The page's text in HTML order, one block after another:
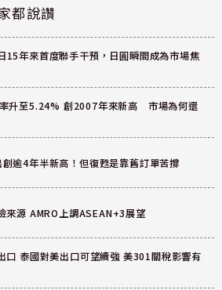
都說讚
15年來首度聯手干預，日圓瞬間成為市場焦
升至5.24% 創2007年來新高 市場為何還
逾4年半新高！但復甦是靠舊訂單苦撐
來源 AMRO上調ASEAN+3展望
口 泰國對美出口可望續強 美301關稅影響有